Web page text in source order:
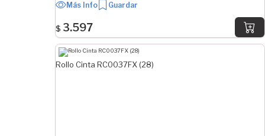
Más Info Guardar
$ 3.597
Rollo Cinta RC0037FX (28)